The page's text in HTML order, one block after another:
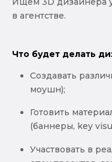
в агентстве.
Что будет делать
Создавать
моушн);
Готовить
(баннеры, key
Участвовать в